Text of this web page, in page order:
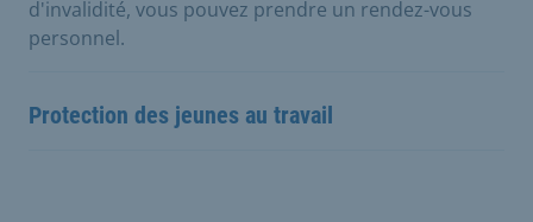
d'invalidité, vous pouvez prendre un rendez-vous
personnel.
Protection des jeunes au travail